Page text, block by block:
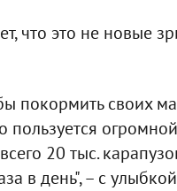
что это не новые
покормить своих
пользуется
20 тыс.
в день", – с